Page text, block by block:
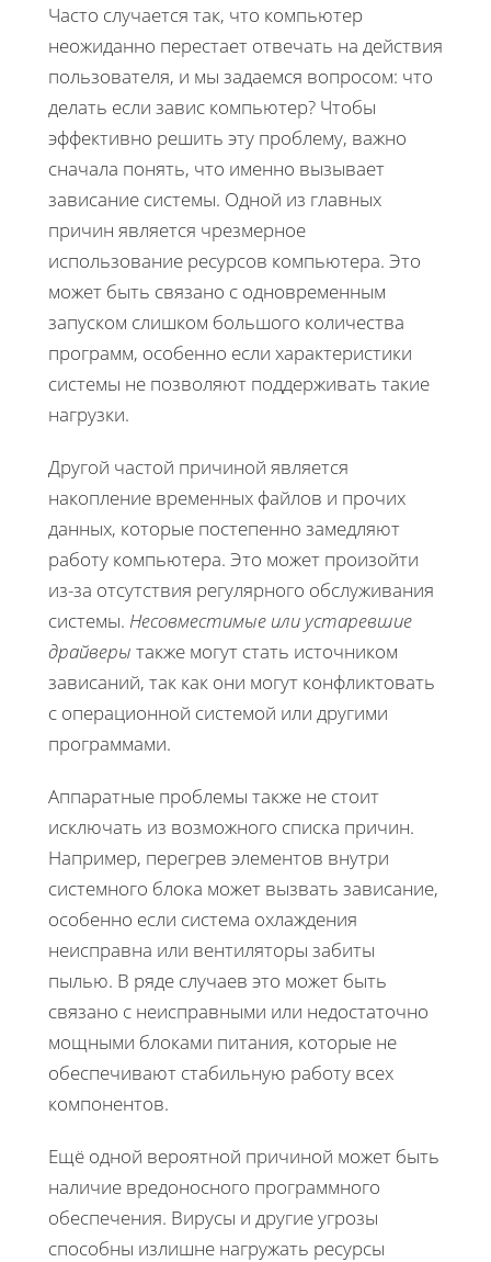
Часто случается так, что компьютер
неожиданно перестает отвечать на действия
пользователя, и мы задаемся вопросом: что
делать если завис компьютер? Чтобы
эффективно решить эту проблему, важно
сначала понять, что именно вызывает
зависание системы. Одной из главных
причин является чрезмерное
использование ресурсов компьютера. Это
может быть связано с одновременным
запуском слишком большого количества
программ, особенно если характеристики
системы не позволяют поддерживать такие
нагрузки.
Другой частой причиной является
накопление временных файлов и прочих
данных, которые постепенно замедляют
работу компьютера. Это может произойти
из-за отсутствия регулярного обслуживания
системы. Несовместимые или устаревшие
драйверы также могут стать источником
зависаний, так как они могут конфликтовать
с операционной системой или другими
программами.
Аппаратные проблемы также не стоит
исключать из возможного списка причин.
Например, перегрев элементов внутри
системного блока может вызвать зависание,
особенно если система охлаждения
неисправна или вентиляторы забиты
пылью. В ряде случаев это может быть
связано с неисправными или недостаточно
мощными блоками питания, которые не
обеспечивают стабильную работу всех
компонентов.
Ещё одной вероятной причиной может быть
наличие вредоносного программного
обеспечения. Вирусы и другие угрозы
способны излишне нагружать ресурсы